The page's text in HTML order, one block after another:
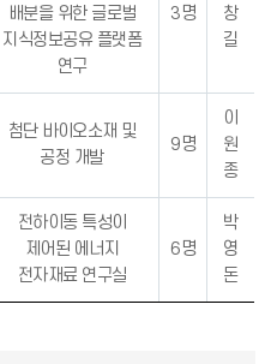
배분을 위한 글로벌
지식정보공유 플랫폼
연구
3명
창
길
첨단 바이오소재 및
공정 개발
9명
이
원
종
전하이동 특성이
제어된 에너지
전자재료 연구실
6명
박
영
돈